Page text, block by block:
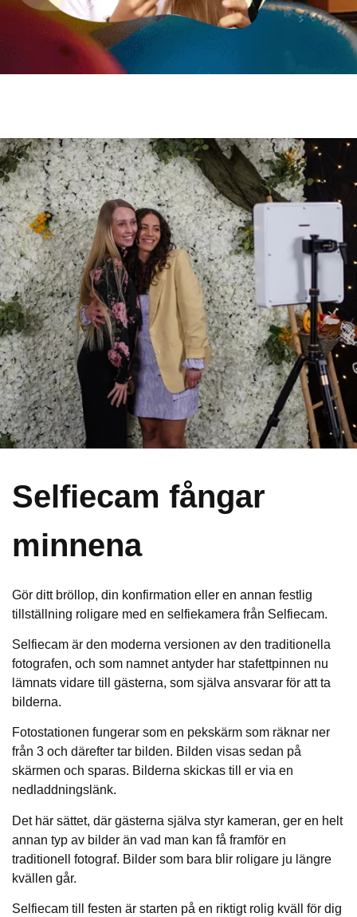
Selfiecam fångar
minnena
Gör ditt bröllop, din konfirmation eller en annan festlig
tillställning roligare med en selfiekamera från Selfiecam.
Selfiecam är den moderna versionen av den traditionella
fotografen, och som namnet antyder har stafettpinnen nu
lämnats vidare till gästerna, som själva ansvarar för att ta
bilderna.
Fotostationen fungerar som en pekskärm som räknar ner
från 3 och därefter tar bilden. Bilden visas sedan på
skärmen och sparas. Bilderna skickas till er via en
nedladdningslänk.
Det här sättet, där gästerna själva styr kameran, ger en helt
annan typ av bilder än vad man kan få framför en
traditionell fotograf. Bilder som bara blir roligare ju längre
kvällen går.
Selfiecam till festen är starten på en riktigt rolig kväll för dig